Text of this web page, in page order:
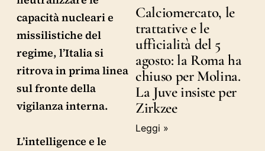
capacità nucleari e
missilistiche del
regime, l’Italia si
ritrova in prima linea
sul fronte della
vigilanza interna.
L’intelligence e le
Calciomercato, le
trattative e le
ufficialità del 5
agosto: la Roma ha
chiuso per Molina.
La Juve insiste per
Zirkzee
Leggi »